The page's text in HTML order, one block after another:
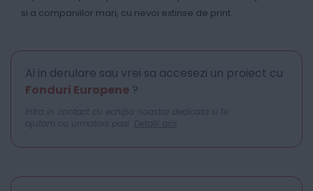
si a companiilor mari, cu nevoi extinse de print.
Ai in derulare sau vrei sa accesezi un proiect cu
Fonduri Europene ?
Intra in contact cu echipa noastra dedicata si te
ajutam cu urmatorii pasi. Detalii aici